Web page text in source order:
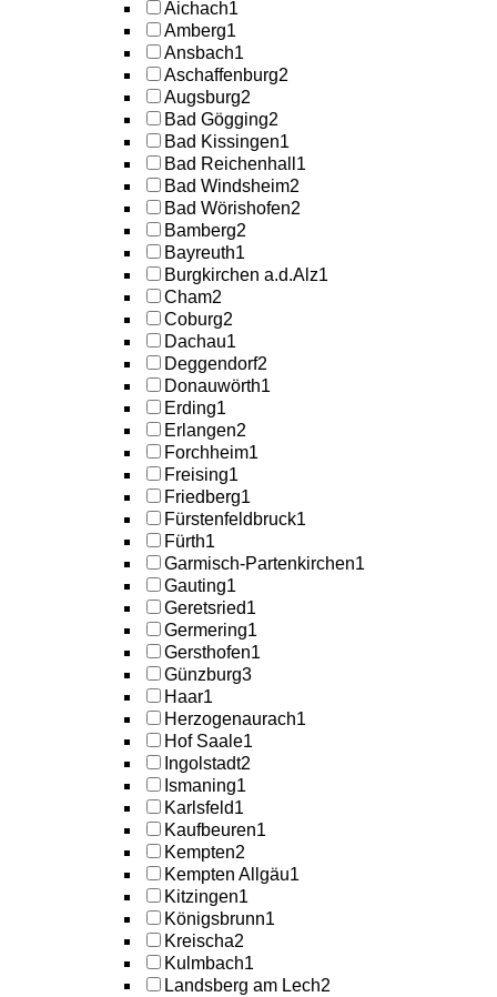
Aichach1
Amberg1
Ansbach1
Aschaffenburg2
Augsburg2
Bad Gögging2
Bad Kissingen1
Bad Reichenhall 1
Bad Windsheim2
Bad Wörishofen2
Bamberg2
Bayreuth1
Burgkirchen a.d.Alz1
Cham2
Coburg2
Dachau1
Deggendorf2
Donauwörth1
Erding1
Erlangen2
Forchheim1
Freising1
Friedberg1
Fürstenfeldbruck1
Fürth1
Garmisch-Partenkirchen1
Gauting1
Geretsried1
Germering1
Gersthofen1
Günzburg3
Haar1
Herzogenaurach1
Hof Saale1
Ingolstadt2
Ismaning1
Karlsfeld1
Kaufbeuren1
Kempten2
Kempten Allgäu1
Kitzingen1
Königsbrunn1
Kreischa2
Kulmbach1
Landsberg am Lech2